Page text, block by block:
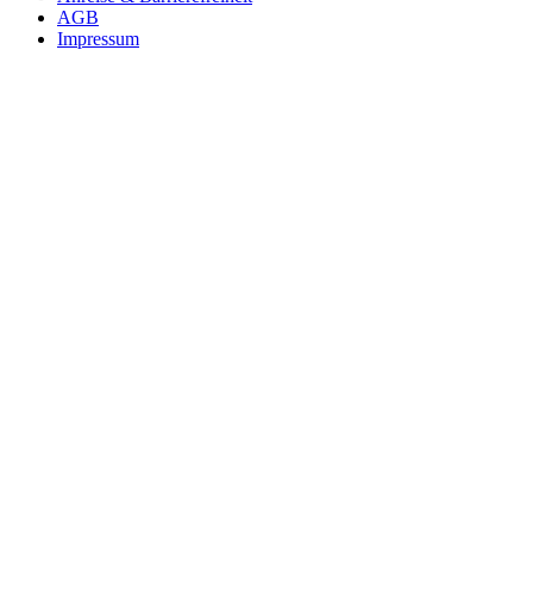
AGB
Impressum